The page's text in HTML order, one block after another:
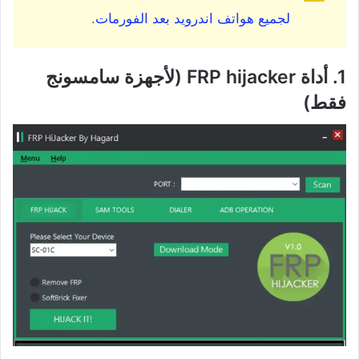
لجميع هواتف اندرويد بعد الفورمات.
1. أداة FRP hijacker (لأجهزة سامسونج
فقط)